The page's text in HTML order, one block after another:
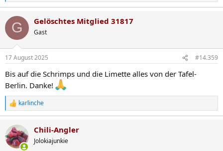
e
k
i
e
:
G Gelöschtes Mitglied 31817
Gast
17 August 2025 #14.359
Bis auf die Schrimps und die Limette alles von der Tafel-
Berlin. Danke!
R
e
k
t
i
karlinche
Chili-Angler
Jolokiajunkie